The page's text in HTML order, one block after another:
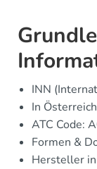
INN
In
ATC Code:
Formen &
Hersteller